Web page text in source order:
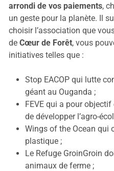
arrondi de vos paiements,
un geste pour la planète. Il
choisir l’association que
de Cœur de Forêt, vous
initiatives telles que :
Stop EACOP qui lutte
géant au Ouganda ;
FEVE qui a pour
de développer l’agro-
Wings of the Ocean
plastique ;
Le Refuge GroinGroin
animaux de ferme ;